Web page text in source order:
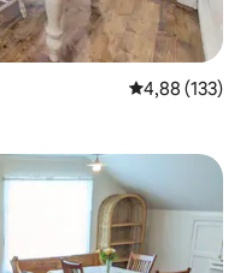
Note
4,88 (133)